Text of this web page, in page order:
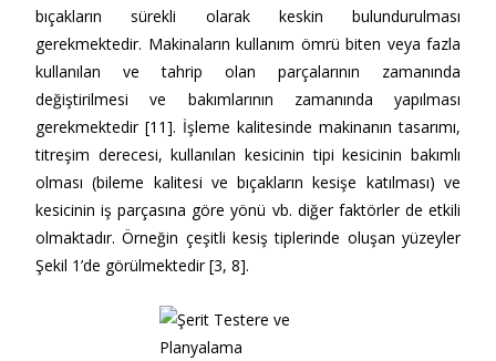
bıçakların sürekli olarak keskin bulundurulması
gerekmektedir. Makinaların kullanım ömrü biten veya fazla
kullanılan ve tahrip olan parçalarının zamanında
değiştirilmesi ve bakımlarının zamanında yapılması
gerekmektedir [11]. İşleme kalitesinde makinanın tasarımı,
titreşim derecesi, kullanılan kesicinin tipi kesicinin bakımlı
olması (bileme kalitesi ve bıçakların kesişe katılması) ve
kesicinin iş parçasına göre yönü vb. diğer faktörler de etkili
olmaktadır. Örneğin çeşitli kesiş tiplerinde oluşan yüzeyler
Şekil 1’de görülmektedir [3, 8].